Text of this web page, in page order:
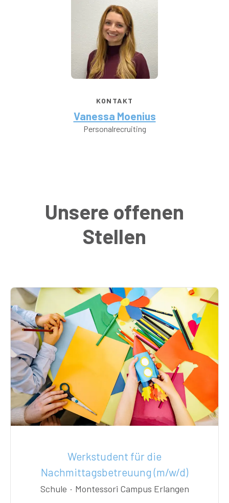
KONTAKT
Vanessa Moenius
Personalrecruiting
Unsere offenen
Stellen
Werkstudent für die
Nachmittagsbetreuung (m/w/d)
Schule · Montessori Campus Erlangen